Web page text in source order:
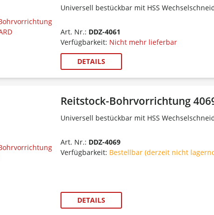
Universell bestückbar mit HSS
Art. Nr.: DDZ-4061
Verfügbarkeit: Nicht mehr lieferbar
DETAILS
Reitstock-Bohrvorrichtung
Universell bestückbar mit HSS
Art. Nr.: DDZ-4069
Verfügbarkeit: Bestellbar (derzeit nicht
DETAILS